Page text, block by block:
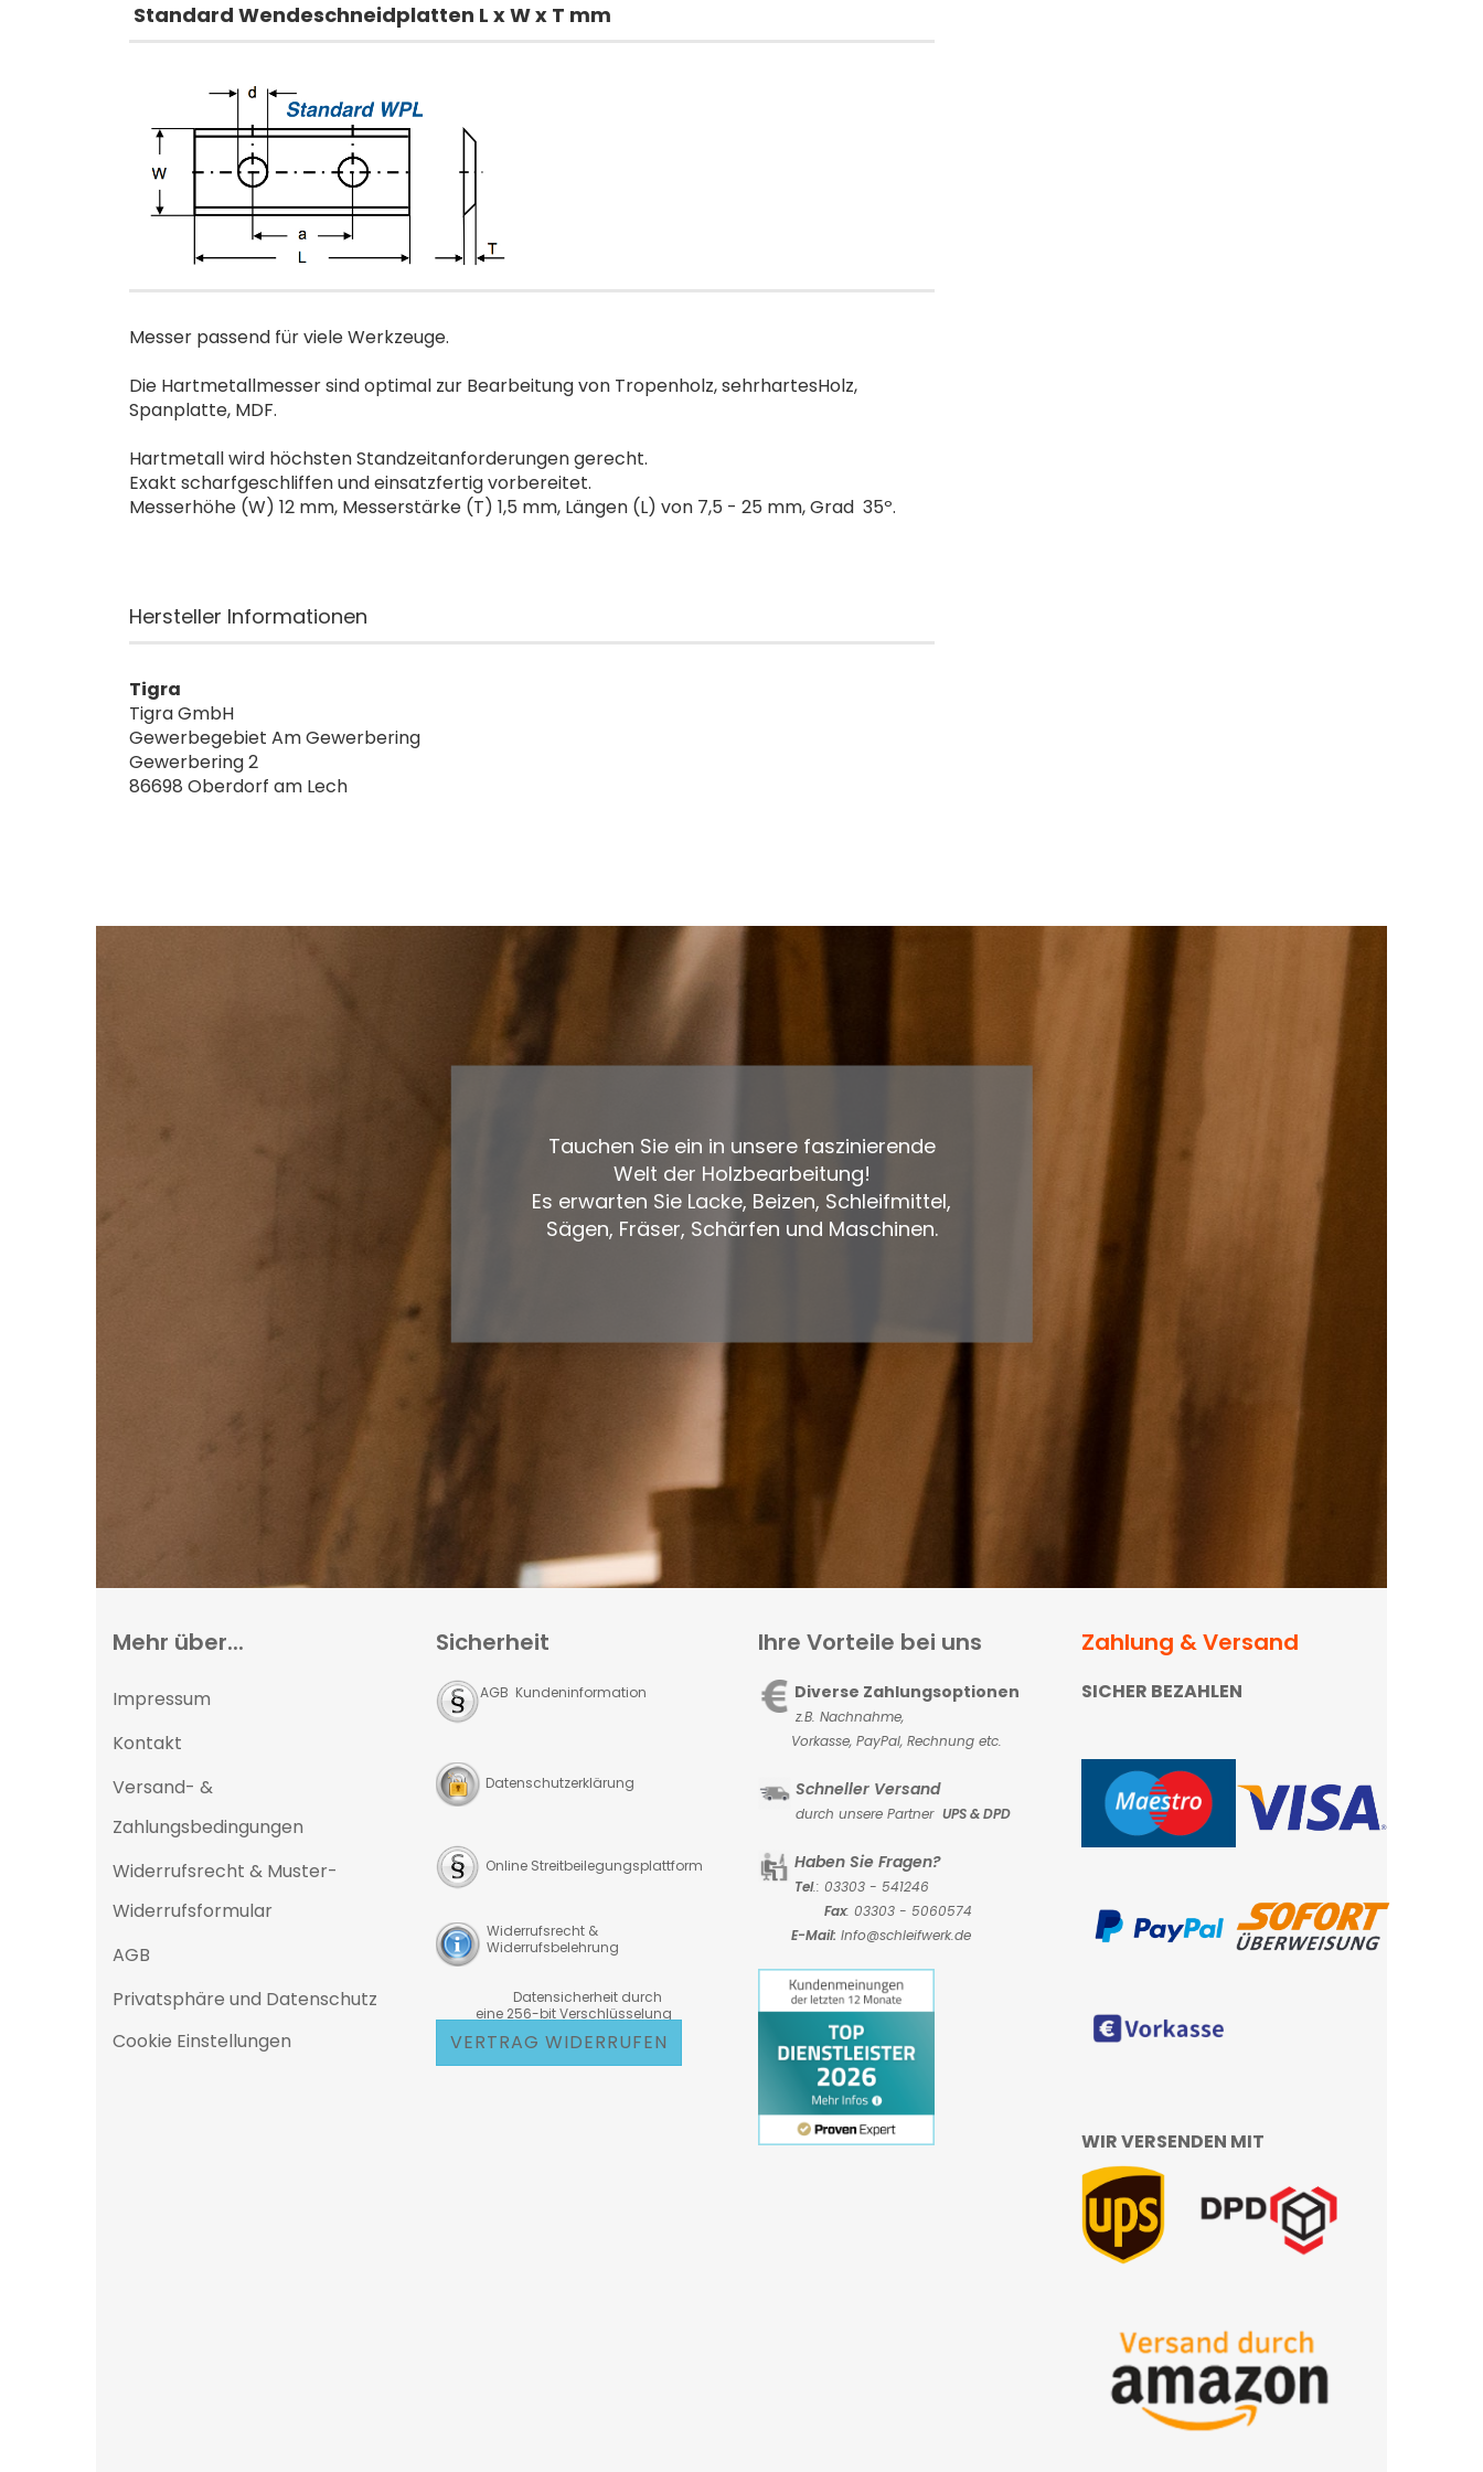
Standard Wendeschneidplatten L x W x T mm
Messer passend für viele Werkzeuge.
Die Hartmetallmesser sind optimal zur Bearbeitung von Tropenholz, sehrhartesHolz,
Spanplatte, MDF.
Hartmetall wird höchsten Standzeitanforderungen gerecht.
Exakt scharfgeschliffen und einsatzfertig vorbereitet.
Messerhöhe (W) 12 mm, Messerstärke (T) 1,5 mm, Längen (L) von 7,5 - 25 mm, Grad 35º.
Hersteller Informationen
Tigra
Tigra GmbH
Gewerbegebiet Am Gewerbering
Gewerbering 2
86698 Oberdorf am Lech
Tauchen Sie ein in unsere faszinierende
Welt der Holzbearbeitung!
Es erwarten Sie Lacke, Beizen, Schleifmittel,
Sägen, Fräser, Schärfen und Maschinen.
Mehr über...
Impressum
Kontakt
Versand- &
Zahlungsbedingungen
Widerrufsrecht & Muster-
Widerrufsformular
AGB
Privatsphäre und Datenschutz
Cookie Einstellungen
Sicherheit
AGB Kundeninformation
Datenschutzerklärung
Online Streitbeilegungsplattform
Widerrufsrecht &
Widerrufsbelehrung
Datensicherheit durch
eine 256-bit Verschlüsselung
VERTRAG WIDERRUFEN
Ihre Vorteile bei uns
Diverse Zahlungsoptionen
z.B. Nachnahme,
Vorkasse, PayPal, Rechnung etc.
Schneller Versand
durch unsere Partner UPS & DPD
Haben Sie Fragen?
Tel.: 03303 - 541246
Fax: 03303 - 5060574
E-Mail: Info@schleifwerk.de
Zahlung & Versand
SICHER BEZAHLEN
WIR VERSENDEN MIT